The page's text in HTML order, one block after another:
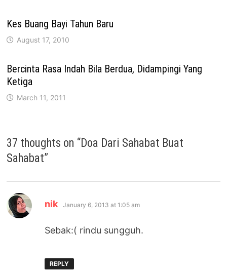
Kes Buang Bayi Tahun Baru
August 17, 2010
Bercinta Rasa Indah Bila Berdua, Didampingi Yang
Ketiga
March 11, 2011
37 thoughts on “Doa Dari Sahabat Buat
Sahabat”
nik says:
January 6, 2013 at 1:05 am
Sebak:( rindu sungguh.
REPLY